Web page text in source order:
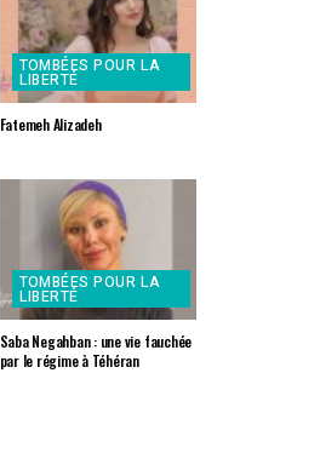
TOMBÉES POUR LA
LIBERTÉ
Fatemeh Alizadeh
TOMBÉES POUR LA
LIBERTÉ
Saba Negahban : une vie fauchée
par le régime à Téhéran